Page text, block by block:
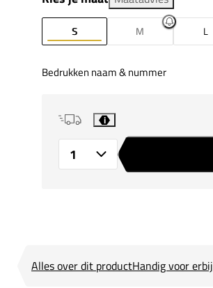
S M L
Bedrukken naam & nummer
i
Alles over dit productHandig voor erbij